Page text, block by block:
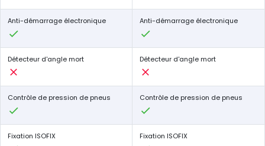
Anti-démarrage électronique Anti-démarrage électronique
Détecteur d'angle mort Détecteur d'angle mort
Contrôle de pression de pneus Contrôle de pression de pneus
Fixation ISOFIX Fixation ISOFIX